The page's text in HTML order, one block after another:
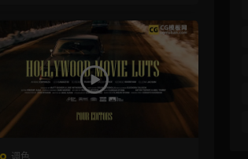
调色